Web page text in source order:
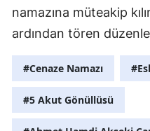
namazına müteakip
ardından tören
#Cenaze Namazı
#5 Akut Gönüllüsü